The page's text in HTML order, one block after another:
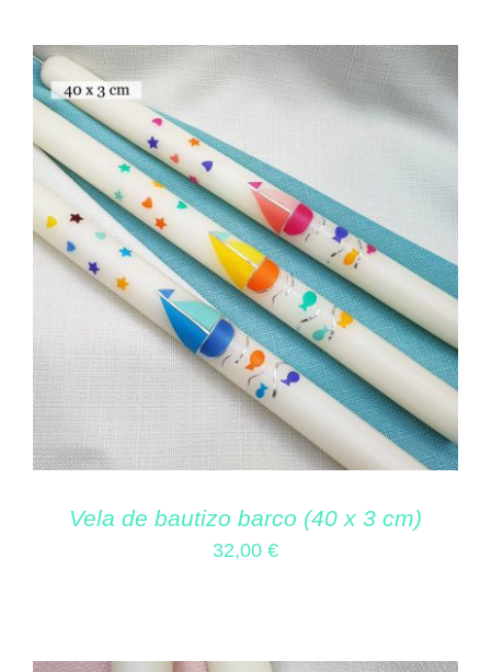
Vela de bautizo barco (40 x 3 cm)
32,00 €